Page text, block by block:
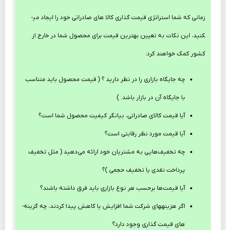
زمانی که شما استراتژی قیمت گذاری کالا های صادراتی خود را ایجاد می­
کنید، این نکات به تعیین بهترین قیمت برای محصول شما در خارج از
کشور کمک خواهند کرد:
چه جایگاه بازاری را در نظر دارید ؟ ( قیمت محصول باید متناسب
با جایگاه آن در بازار باشد. )
آیا قیمت کالای صادراتی، بیانگر کیفیت محصول شما است؟
آیا قیمت مورد نظر رقابتی است؟
چه تخفیف‌هایی به مشتریان خود ارائه می‌دهید ( مثل تخفیف
پرداخت نقدی یا تخفیف حجمی )؟
آیا قیمت‌ها برحسب هر نوع بازاری باید فرق داشته باشند؟
اگر هزینه­های شرکت شما افزایش یا کاهش پیدا کردند، چه گزینه­
های قیمت گذاری وجود دارد؟